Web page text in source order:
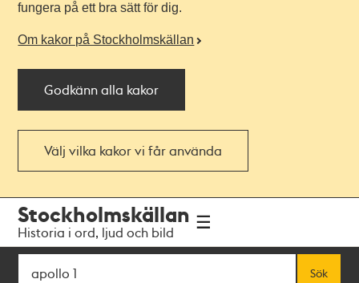
fungera på ett bra sätt för dig.
Om kakor på Stockholmskällan
Godkänn alla kakor
Välj vilka kakor vi får använda
navigationen
huvudinnehållet
Stockholmskällan
Historia i ord, ljud och bild
Sök
Sök